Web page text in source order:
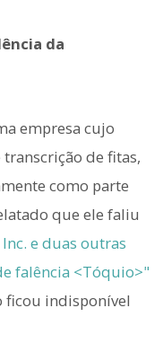
da
empresa cujo
de fitas,
como parte
que ele faliu
e duas outras
falência <Tóquio>"
ficou indisponível